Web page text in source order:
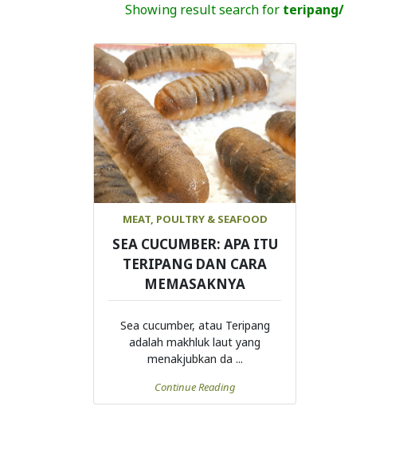
Showing result search for teripang/
MEAT, POULTRY & SEAFOOD
SEA CUCUMBER: APA ITU
TERIPANG DAN CARA
MEMASAKNYA
Sea cucumber, atau Teripang
adalah makhluk laut yang
menakjubkan da ...
Continue Reading